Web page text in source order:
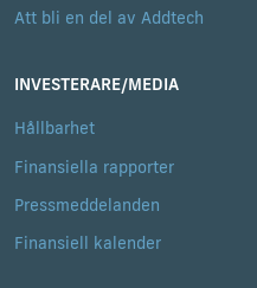
Att bli en del av Addtech
INVESTERARE/MEDIA
Hållbarhet
Finansiella rapporter
Pressmeddelanden
Finansiell kalender